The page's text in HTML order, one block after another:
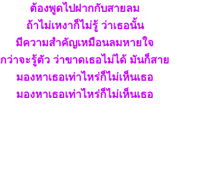
ต้องพูดไปฝากกับสายลม
ถ้าไม่เหงาก็ไม่รู้ ว่าเธอนั้น
มีความสำคัญเหมือนลมหายใจ
กว่าจะรู้ตัว ว่าขาดเธอไม่ได้ มันก็สา
มองหาเธอเท่าไหร่ก็ไม่เห็นเธอ
มองหาเธอเท่าไหร่ก็ไม่เห็นเธอ